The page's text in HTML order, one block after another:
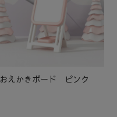
おえかきボード ピンク